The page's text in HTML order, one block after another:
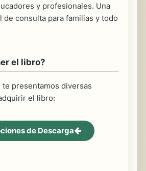
y profesionales. Una
de consulta para familias y todo
el libro?
te presentamos diversas
el libro:
de Descarga